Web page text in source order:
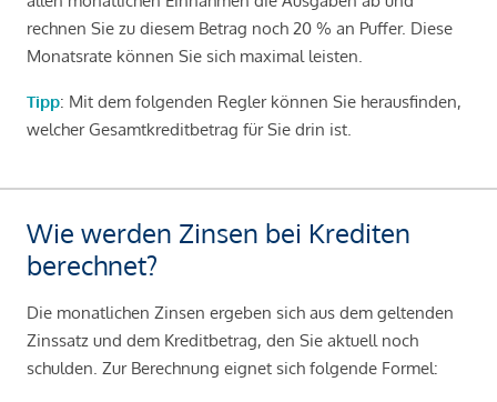
rechnen Sie zu diesem Betrag noch 20 % an Puffer. Diese
Monatsrate können Sie sich maximal leisten.
Tipp: Mit dem folgenden Regler können Sie herausfinden,
welcher Gesamtkreditbetrag für Sie drin ist.
Wie werden Zinsen bei Krediten
berechnet?
Die monatlichen Zinsen ergeben sich aus dem geltenden
Zinssatz und dem Kreditbetrag, den Sie aktuell noch
schulden. Zur Berechnung eignet sich folgende Formel: